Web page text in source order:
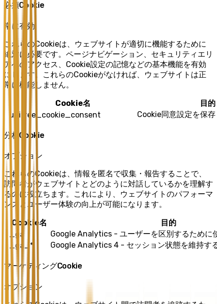
必須Cookie
常に有効
これらのCookieは、ウェブサイトが適切に機能するために
絶対に必要です。ページナビゲーション、セキュリティエリ
アへのアクセス、Cookie設定の記憶などの基本機能を有効
にします。これらのCookieがなければ、ウェブサイトは正
常に機能しません。
Cookie名
目的
unitree_cookie_consent
Cookie同意設定を保
分析Cookie
オプション
これらのCookieは、情報を匿名で収集・報告することで、
訪問者がウェブサイトとどのように対話しているかを理解す
るのに役立ちます。これにより、ウェブサイトのパフォーマ
ンスとユーザー体験の向上が可能になります。
Cookie名
目的
_ga
Google Analytics - ユーザーを区別するために
_ga_*
Google Analytics 4 - セッション状態を維持す
マーケティングCookie
オプション